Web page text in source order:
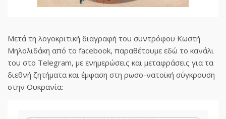
Μετά τη λογοκριτική διαγραφή του συντρόφου Κωστή
Μηλολιδάκη από το facebook, παραθέτουμε εδώ το κανάλι
του στο Telegram, με ενημερώσεις και μεταφράσεις για τα
διεθνή ζητήματα και έμφαση στη ρωσο-νατοϊκή σύγκρουση
στην Ουκρανία: